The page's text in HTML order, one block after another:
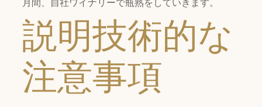
説明技術的な
注意事項